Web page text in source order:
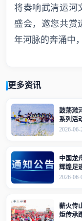
将奏响武清运河
盛会，邀您共赏
年河脉的奔涌中
更多资讯
鼓荡濉
系列活
2026-06-
中国龙
辉煌足
（江苏
2026-06-
薪火传
炬传承